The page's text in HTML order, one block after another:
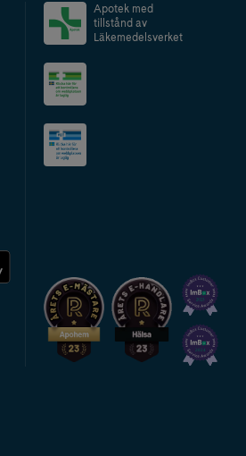
Apotek med
tillstånd av
Läkemedelsverket
2024